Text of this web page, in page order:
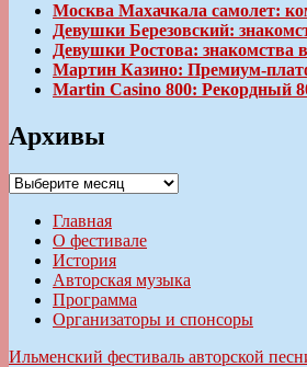
Москва Махачкала самолет:
Девушки Березовский:
Девушки Ростова: знакомства
Мартин Казино: Премиум-
Martin Casino 800: Рекордный
Архивы
Архивы
Главная
О фестивале
История
Авторская музыка
Программа
Организаторы и спонсоры
Ильменский фестиваль авторской